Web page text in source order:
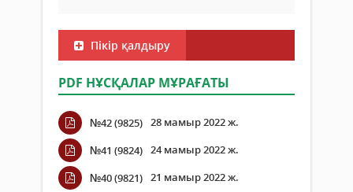
Пікір қалдыру
PDF НҰСҚАЛАР МҰРАҒАТЫ
№42 (9825) 28 мамыр 2022 ж.
№41 (9824) 24 мамыр 2022 ж.
№40 (9821) 21 мамыр 2022 ж.